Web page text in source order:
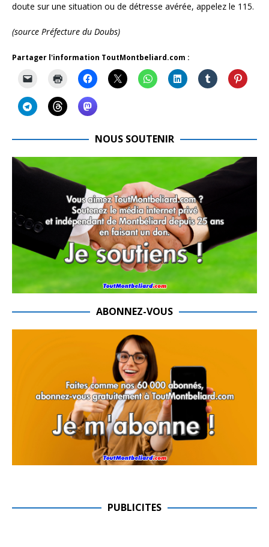
doute sur une situation ou de détresse avérée, appelez le 115.
(source Préfecture du Doubs)
Partager l'information ToutMontbeliard.com :
NOUS SOUTENIR
ABONNEZ-VOUS
PUBLICITES